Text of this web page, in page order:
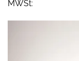
MWSt: